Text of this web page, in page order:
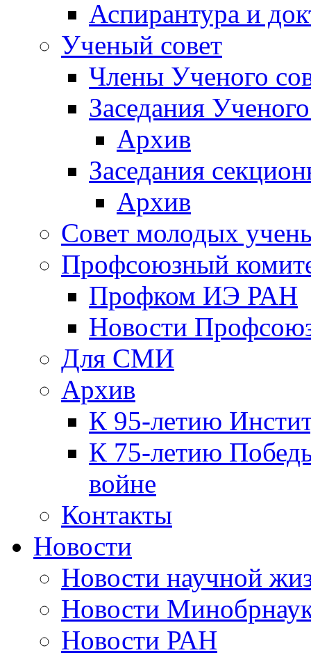
Аспирантура и
Ученый совет
Члены Ученого
Заседания
Архив
Заседания
Архив
Совет молодых
Профсоюзный
Профком ИЭ РАН
Новости
Для СМИ
Архив
К 95-летию
К 75-летию
войне
Контакты
Новости
Новости научной
Новости
Новости РАН